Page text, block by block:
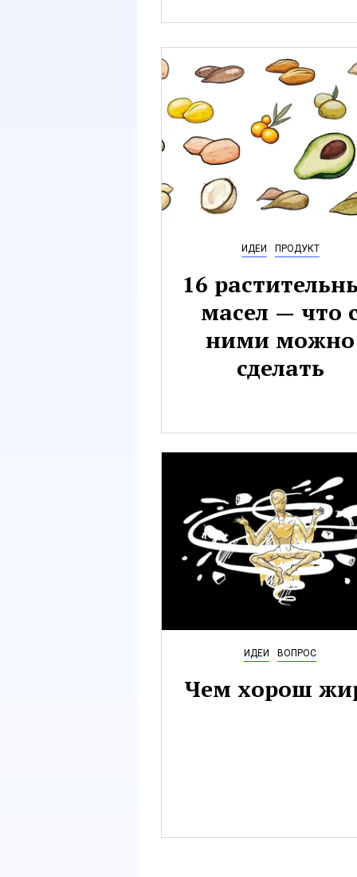
ИДЕИ ПРОДУКТ
16
масел — что
ними можно
сделать
ИДЕИ ВОПРОС
Чем хорош